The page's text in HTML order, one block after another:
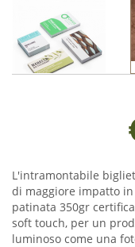
L'intramontabile
di maggiore impatto
patinata 350gr
soft touch, per un
luminoso come una